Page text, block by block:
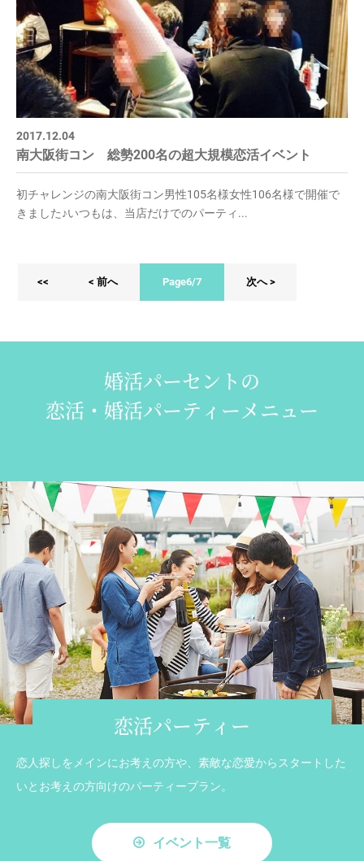
2017.12.04
南大阪街コン 総勢200名の超大規模恋活イベント
初チャレンジの南大阪街コン男性105名様女性106名様で開催で
きました♪いつもは、当店だけでのパーティ...
Page6/7
<< < 前へ 次へ >
婚活パーセントの
恋活・婚活パーティーメニュー
恋活パーティー
恋人探しをメインにお考えの方や、素敵な恋愛からスタートした
いとお考えの方向けのパーティープラン。
イベント一覧